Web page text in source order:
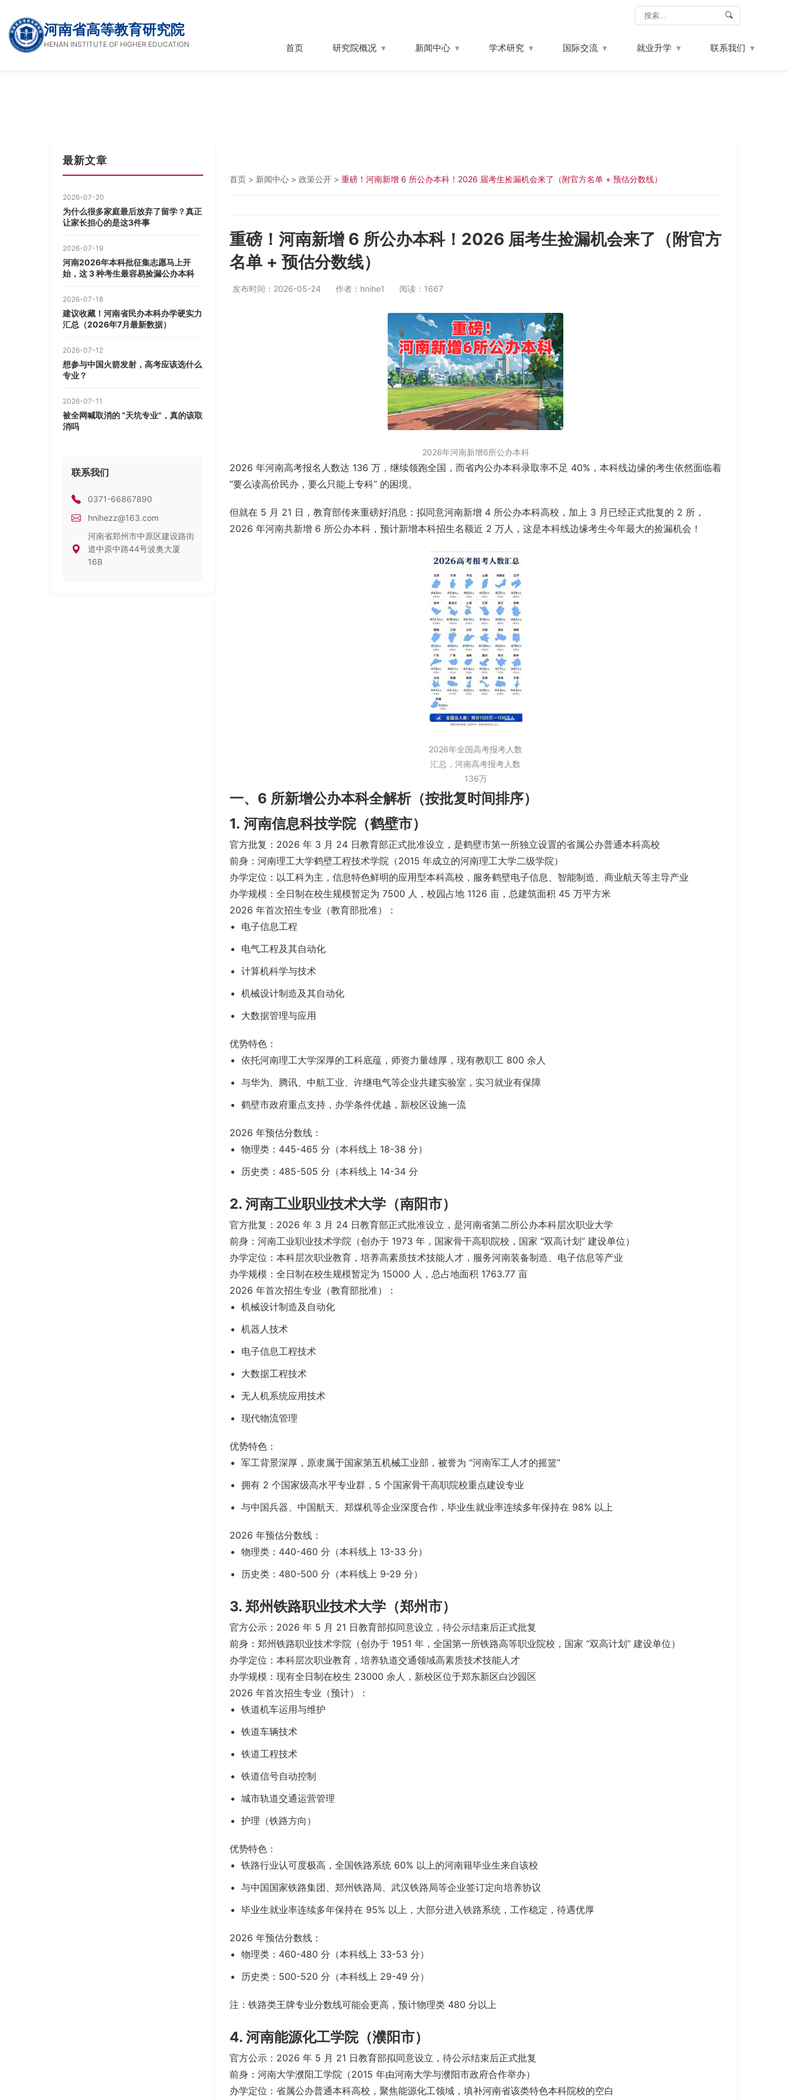
河南省高等教育研究院
HENAN INSTITUTE OF HIGHER EDUCATION 首页 研究院概况 新闻中心 学术研究 国际交流 就业升学 联系我们
最新文章
2026-07-20
为什么很多家庭最后放弃了留学？真正
让家长担心的是这3件事
2026-07-19
河南2026年本科批征集志愿马上开
始，这 3 种考生最容易捡漏公办本科
2026-07-18
建议收藏！河南省民办本科办学硬实力
汇总（2026年7月最新数据）
2026-07-12
想参与中国火箭发射，高考应该选什么
专业？
2026-07-11
被全网喊取消的 “天坑专业”，真的该取
消吗
联系我们
0371-66867890
hnihezz@163.com
河南省郑州市中原区建设路街
道中原中路44号波奥大厦
16B
首页 > 新闻中心 > 政策公开 > 重磅！河南新增 6 所公办本科！2026 届考生捡漏机会来了（附官方名单 + 预估分数线）
重磅！河南新增 6 所公办本科！2026 届考生捡漏机会来了（附官方
名单 + 预估分数线）
发布时间：2026-05-24 作者：hnihe1 阅读：1667
2026年河南新增6所公办本科
2026 年河南高考报名人数达 136 万，继续领跑全国，而省内公办本科录取率不足 40%，本科线边缘的考生依然面临着
“要么读高价民办，要么只能上专科” 的困境。
但就在 5 月 21 日，教育部传来重磅好消息：拟同意河南新增 4 所公办本科高校，加上 3 月已经正式批复的 2 所，
2026 年河南共新增 6 所公办本科，预计新增本科招生名额近 2 万人，这是本科线边缘考生今年最大的捡漏机会！
2026年全国高考报考人数
汇总，河南高考报考人数
136万
一、6 所新增公办本科全解析（按批复时间排序）
1. 河南信息科技学院（鹤壁市）
官方批复：2026 年 3 月 24 日教育部正式批准设立，是鹤壁市第一所独立设置的省属公办普通本科高校
前身：河南理工大学鹤壁工程技术学院（2015 年成立的河南理工大学二级学院）
办学定位：以工科为主，信息特色鲜明的应用型本科高校，服务鹤壁电子信息、智能制造、商业航天等主导产业
办学规模：全日制在校生规模暂定为 7500 人，校园占地 1126 亩，总建筑面积 45 万平方米
2026 年首次招生专业（教育部批准）：
电子信息工程
电气工程及其自动化
计算机科学与技术
机械设计制造及其自动化
大数据管理与应用
优势特色：
依托河南理工大学深厚的工科底蕴，师资力量雄厚，现有教职工 800 余人
与华为、腾讯、中航工业、许继电气等企业共建实验室，实习就业有保障
鹤壁市政府重点支持，办学条件优越，新校区设施一流
2026 年预估分数线：
物理类：445-465 分（本科线上 18-38 分）
历史类：485-505 分（本科线上 14-34 分
2. 河南工业职业技术大学（南阳市）
官方批复：2026 年 3 月 24 日教育部正式批准设立，是河南省第二所公办本科层次职业大学
前身：河南工业职业技术学院（创办于 1973 年，国家骨干高职院校，国家 “双高计划” 建设单位）
办学定位：本科层次职业教育，培养高素质技术技能人才，服务河南装备制造、电子信息等产业
办学规模：全日制在校生规模暂定为 15000 人，总占地面积 1763.77 亩
2026 年首次招生专业（教育部批准）：
机械设计制造及自动化
机器人技术
电子信息工程技术
大数据工程技术
无人机系统应用技术
现代物流管理
优势特色：
军工背景深厚，原隶属于国家第五机械工业部，被誉为 “河南军工人才的摇篮”
拥有 2 个国家级高水平专业群，5 个国家骨干高职院校重点建设专业
与中国兵器、中国航天、郑煤机等企业深度合作，毕业生就业率连续多年保持在 98% 以上
2026 年预估分数线：
物理类：440-460 分（本科线上 13-33 分）
历史类：480-500 分（本科线上 9-29 分）
3. 郑州铁路职业技术大学（郑州市）
官方公示：2026 年 5 月 21 日教育部拟同意设立，待公示结束后正式批复
前身：郑州铁路职业技术学院（创办于 1951 年，全国第一所铁路高等职业院校，国家 “双高计划” 建设单位）
办学定位：本科层次职业教育，培养轨道交通领域高素质技术技能人才
办学规模：现有全日制在校生 23000 余人，新校区位于郑东新区白沙园区
2026 年首次招生专业（预计）：
铁道机车运用与维护
铁道车辆技术
铁道工程技术
铁道信号自动控制
城市轨道交通运营管理
护理（铁路方向）
优势特色：
铁路行业认可度极高，全国铁路系统 60% 以上的河南籍毕业生来自该校
与中国国家铁路集团、郑州铁路局、武汉铁路局等企业签订定向培养协议
毕业生就业率连续多年保持在 95% 以上，大部分进入铁路系统，工作稳定，待遇优厚
2026 年预估分数线：
物理类：460-480 分（本科线上 33-53 分）
历史类：500-520 分（本科线上 29-49 分）
注：铁路类王牌专业分数线可能会更高，预计物理类 480 分以上
4. 河南能源化工学院（濮阳市）
官方公示：2026 年 5 月 21 日教育部拟同意设立，待公示结束后正式批复
前身：河南大学濮阳工学院（2015 年由河南大学与濮阳市政府合作举办）
办学定位：省属公办普通本科高校，聚焦能源化工领域，填补河南省该类特色本科院校的空白